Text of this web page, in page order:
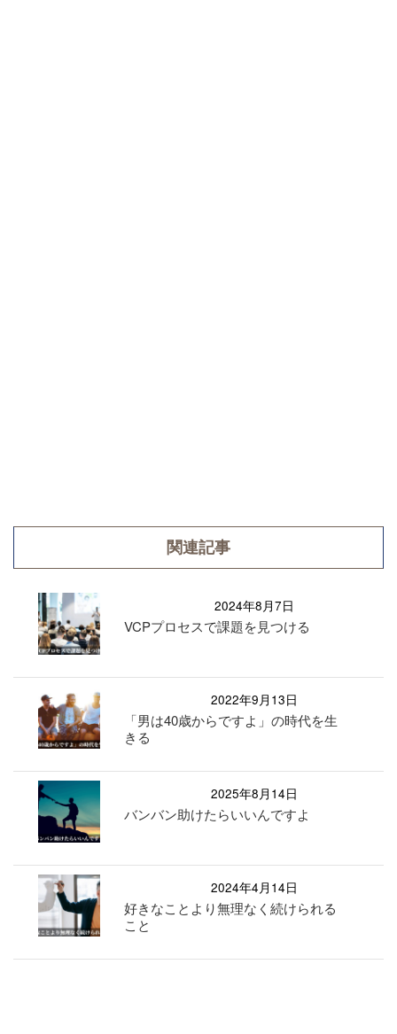
関連記事
2024年8月7日
VCPプロセスで課題を見つける
2022年9月13日
「男は40歳からですよ」の時代を生
きる
2025年8月14日
バンバン助けたらいいんですよ
2024年4月14日
好きなことより無理なく続けられる
こと